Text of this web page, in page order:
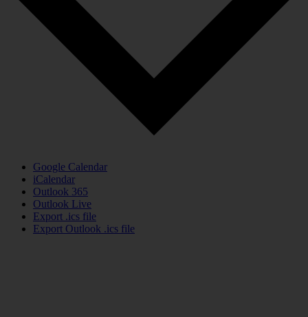
Google Calendar
iCalendar
Outlook 365
Outlook Live
Export .ics file
Export Outlook .ics file